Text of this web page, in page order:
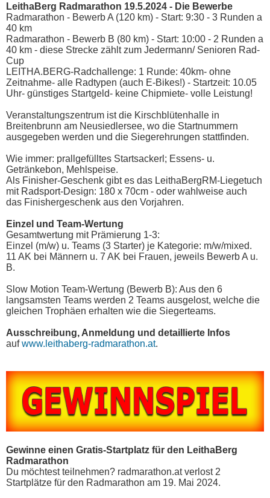
LeithaBerg Radmarathon 19.5.2024 - Die Bewerbe
Radmarathon - Bewerb A (120 km) - Start: 9:30 - 3 Runden a
40 km
Radmarathon - Bewerb B (80 km) - Start: 10:00 - 2 Runden a
40 km - diese Strecke zählt zum Jedermann/ Senioren Rad-
Cup
LEITHA.BERG-Radchallenge: 1 Runde: 40km- ohne
Zeitnahme- alle Radtypen (auch E-Bikes!) - Startzeit: 10.05
Uhr- günstiges Startgeld- keine Chipmiete- volle Leistung!
Veranstaltungszentrum ist die Kirschblütenhalle in
Breitenbrunn am Neusiedlersee, wo die Startnummern
ausgegeben werden und die Siegerehrungen stattfinden.
Wie immer: prallgefülltes Startsackerl; Essens- u.
Getränkebon, Mehlspeise.
Als Finisher-Geschenk gibt es das LeithaBergRM-Liegetuch
mit Radsport-Design: 180 x 70cm - oder wahlweise auch
das Finishergeschenk aus den Vorjahren.
Einzel und Team-Wertung
Gesamtwertung mit Prämierung 1-3:
Einzel (m/w) u. Teams (3 Starter) je Kategorie: m/w/mixed.
11 AK bei Männern u. 7 AK bei Frauen, jeweils Bewerb A u.
B.
Slow Motion Team-Wertung (Bewerb B): Aus den 6
langsamsten Teams werden 2 Teams ausgelost, welche die
gleichen Trophäen erhalten wie die Siegerteams.
Ausschreibung, Anmeldung und detaillierte Infos
aufwww.leithaberg-radmarathon.at.
Gewinne einen Gratis-Startplatz für den LeithaBerg
Radmarathon
Du möchtest teilnehmen? radmarathon.at verlost 2
Startplätze für den Radmarathon am 19. Mai 2024.